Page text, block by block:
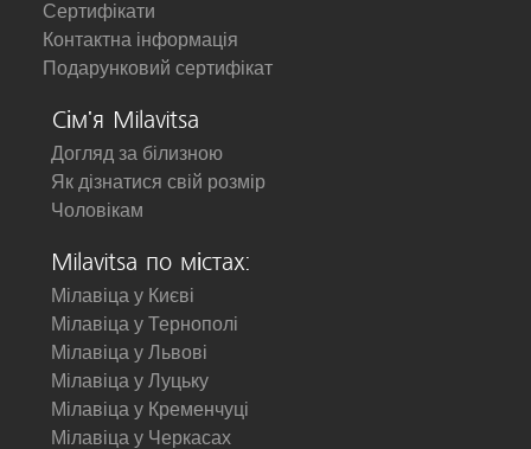
Сертифікати
Контактна інформація
Подарунковий сертифікат
Сім'я Milavitsa
Догляд за білизною
Як дізнатися свій розмір
Чоловікам
Milavitsa по містах:
Мілавіца у Києві
Мілавіца у Тернополі
Мілавіца у Львові
Мілавіца у Луцьку
Мілавіца у Кременчуці
Мілавіца у Черкасах